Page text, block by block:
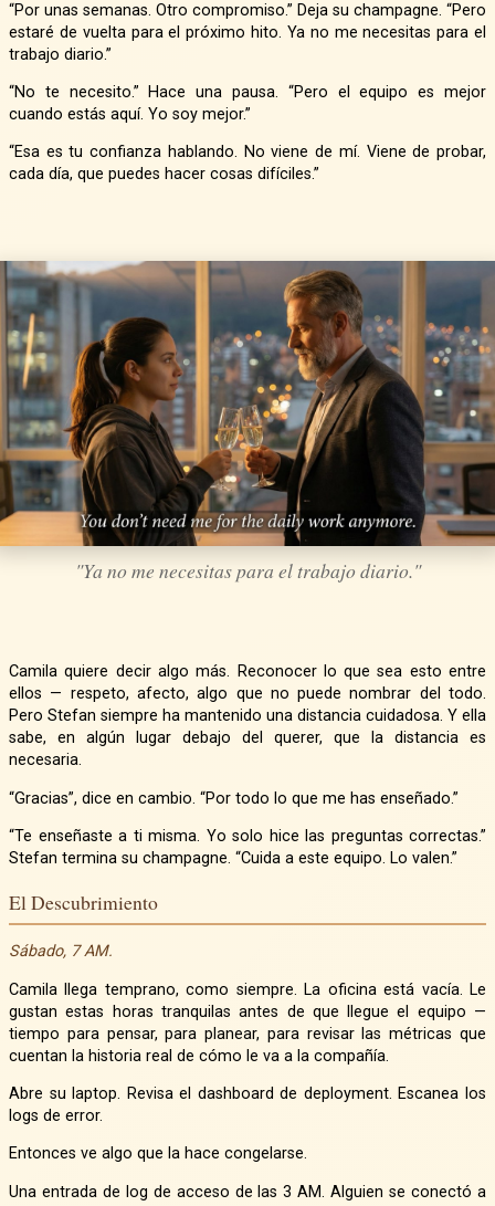
“Por unas semanas. Otro compromiso.” Deja su champagne. “Pero
estaré de vuelta para el próximo hito. Ya no me necesitas para el
trabajo diario.”
“No te necesito.” Hace una pausa. “Pero el equipo es mejor
cuando estás aquí. Yo soy mejor.”
“Esa es tu confianza hablando. No viene de mí. Viene de probar,
cada día, que puedes hacer cosas difíciles.”
"Ya no me necesitas para el trabajo diario."
Camila quiere decir algo más. Reconocer lo que sea esto entre
ellos — respeto, afecto, algo que no puede nombrar del todo.
Pero Stefan siempre ha mantenido una distancia cuidadosa. Y ella
sabe, en algún lugar debajo del querer, que la distancia es
necesaria.
“Gracias”, dice en cambio. “Por todo lo que me has enseñado.”
“Te enseñaste a ti misma. Yo solo hice las preguntas correctas.”
Stefan termina su champagne. “Cuida a este equipo. Lo valen.”
El Descubrimiento
Sábado, 7 AM.
Camila llega temprano, como siempre. La oficina está vacía. Le
gustan estas horas tranquilas antes de que llegue el equipo —
tiempo para pensar, para planear, para revisar las métricas que
cuentan la historia real de cómo le va a la compañía.
Abre su laptop. Revisa el dashboard de deployment. Escanea los
logs de error.
Entonces ve algo que la hace congelarse.
Una entrada de log de acceso de las 3 AM. Alguien se conectó a